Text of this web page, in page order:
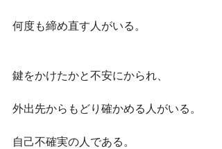
何度も締め直す人がいる。
鍵をかけたかと不安にかられ、
外出先からもどり確かめる人がいる。
自己不確実の人である。